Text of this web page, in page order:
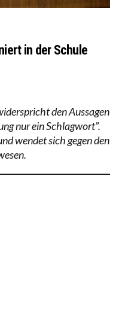
in der Schule
den Aussagen
nur ein Schlagwort”.
wendet sich gegen den